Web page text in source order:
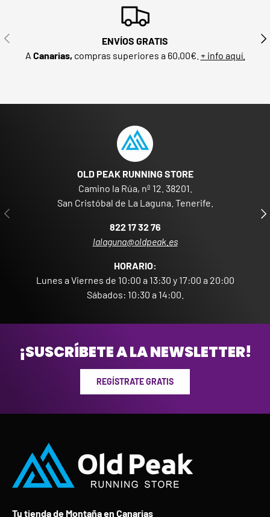
ANTERIOR
ENVÍOS GRATIS
A Canarias, compras superiores a 60,00€. + info aquí.
ANTERIOR
OLD PEAK RUNNING STORE
Camino la Rúa, nº 12. 38201.
San Cristóbal de La Laguna. Tenerife.
822 17 32 76
lalaguna@oldpeak.es
HORARIO:
Lunes a Viernes de 10:00 a 13:30 y 17:00 a 20:00
Sábados: 10:30 a 14:00.
¡SUSCRÍBETE A LA NEWSLETTER!
REGÍSTRATE GRATIS
Tu tienda de Montaña en Canarias